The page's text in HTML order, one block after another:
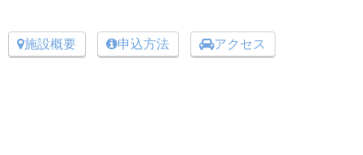
施設概要 申込方法 アクセス